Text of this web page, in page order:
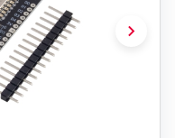
chevron_right